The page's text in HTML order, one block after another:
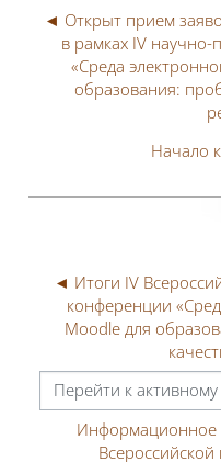
◄ Открыт прием
в рамках IV
«Среда
образования:
Начало
◄ Итоги IV
конференции
Moodle для
Перейти к активному
Информационное